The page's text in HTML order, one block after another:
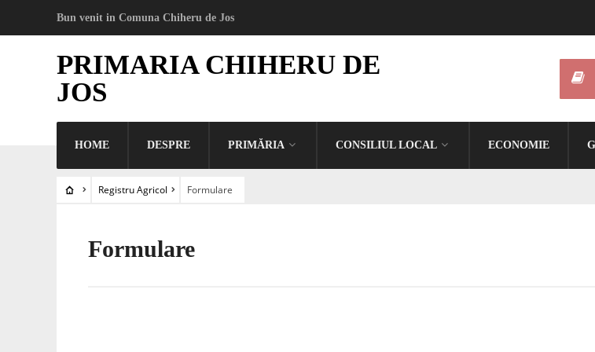
Bun venit in Comuna Chiheru de Jos
PRIMARIA CHIHERU DE
JOS
HOME DESPRE PRIMĂRIA CONSILIUL LOCAL ECONOMIE
Registru Agricol Formulare
Formulare